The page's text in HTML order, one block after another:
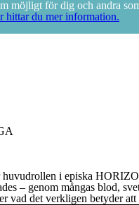
möjligt för dig och andra
hittar du mer information.
huvudrollen i episka
– genom mångas blod,
vad det verkligen betyder att